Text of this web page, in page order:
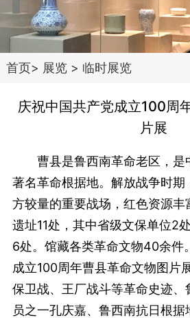
首页> 展览> 临时展览
庆祝中国共产党成立100周
片展
曹县是鲁西南革命老区，是
著名革命根据地。解放战争时期
方较量的重要战场，红色资源丰
遗址11处，其中省级文保单位2
6处。馆藏各类革命文物40余件
成立100周年曹县革命文物图片
保卫战、王厂战斗等革命史迹、
员之一孔庆嘉、鲁西南抗日根据